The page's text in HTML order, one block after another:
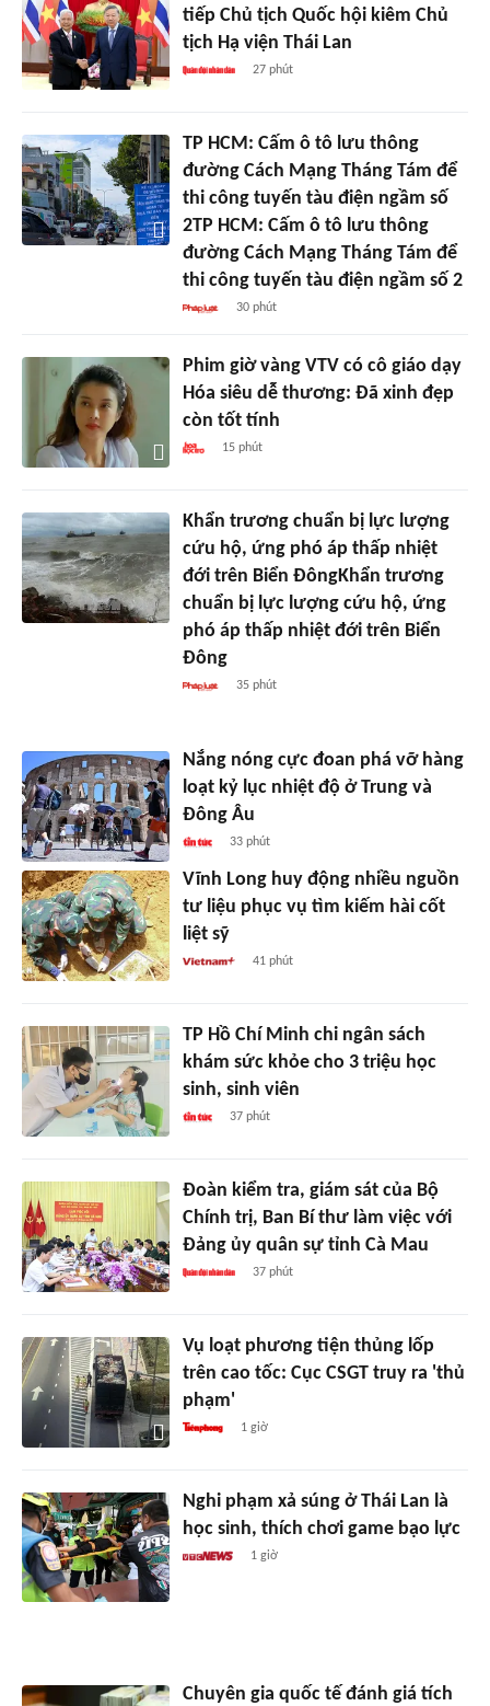
tiếp Chủ tịch Quốc hội kiêm Chủ
tịch Hạ viện Thái Lan
27 phút
TP HCM: Cấm ô tô lưu thông
đường Cách Mạng Tháng Tám để
thi công tuyến tàu điện ngầm số
2TP HCM: Cấm ô tô lưu thông
đường Cách Mạng Tháng Tám để
thi công tuyến tàu điện ngầm số 2
30 phút
Phim giờ vàng VTV có cô giáo dạy
Hóa siêu dễ thương: Đã xinh đẹp
còn tốt tính
15 phút
Khẩn trương chuẩn bị lực lượng
cứu hộ, ứng phó áp thấp nhiệt
đới trên Biển ĐôngKhẩn trương
chuẩn bị lực lượng cứu hộ, ứng
phó áp thấp nhiệt đới trên Biển
Đông
35 phút
Nắng nóng cực đoan phá vỡ hàng
loạt kỷ lục nhiệt độ ở Trung và
Đông Âu
33 phút
Vĩnh Long huy động nhiều nguồn
tư liệu phục vụ tìm kiếm hài cốt
liệt sỹ
41 phút
TP Hồ Chí Minh chi ngân sách
khám sức khỏe cho 3 triệu học
sinh, sinh viên
37 phút
Đoàn kiểm tra, giám sát của Bộ
Chính trị, Ban Bí thư làm việc với
Đảng ủy quân sự tỉnh Cà Mau
37 phút
Vụ loạt phương tiện thủng lốp
trên cao tốc: Cục CSGT truy ra 'thủ
phạm'
1 giờ
Nghi phạm xả súng ở Thái Lan là
học sinh, thích chơi game bạo lực
1 giờ
Chuyên gia quốc tế đánh giá tích